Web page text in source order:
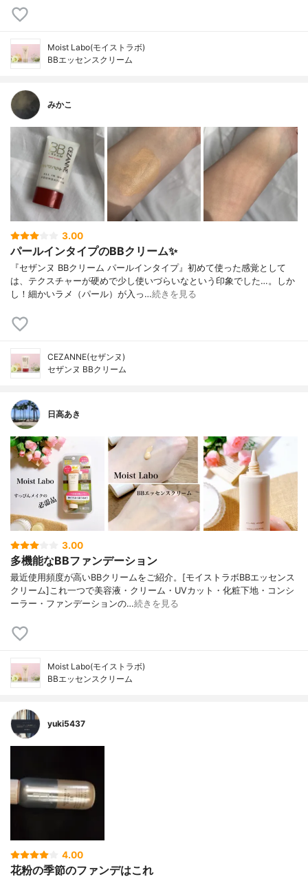
Moist Labo(モイストラボ)
BBエッセンスクリーム
みかこ
3.00
パールインタイプのBBクリーム✨
『セザンヌ BBクリーム パールインタイプ』初めて使った感覚として
は、テクスチャーが硬めで少し使いづらいなという印象でした…。しか
し！細かいラメ（パール）が入っ…続きを見る
CEZANNE(セザンヌ)
セザンヌ BBクリーム
日高あき
3.00
多機能なBBファンデーション
最近使用頻度が高いBBクリームをご紹介。[モイストラボBBエッセンス
クリーム]これ一つで美容液・クリーム・UVカット・化粧下地・コンシ
ーラー・ファンデーションの…続きを見る
Moist Labo(モイストラボ)
BBエッセンスクリーム
yuki5437
4.00
花粉の季節のファンデはこれ